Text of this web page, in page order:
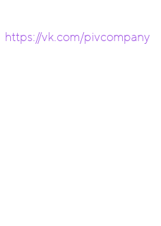
https://vk.com/pivcompany